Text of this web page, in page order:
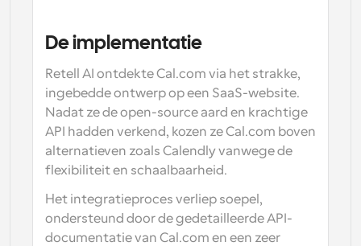
De implementatie
Retell AI ontdekte Cal.com via het strakke,
ingebedde ontwerp op een SaaS-website.
Nadat ze de open-source aard en krachtige
API hadden verkend, kozen ze Cal.com boven
alternatieven zoals Calendly vanwege de
flexibiliteit en schaalbaarheid.
Het integratieproces verliep soepel,
ondersteund door de gedetailleerde API-
documentatie van Cal.com en een zeer